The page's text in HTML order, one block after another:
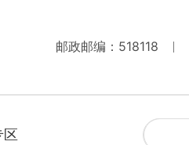
邮政邮编：518118
区